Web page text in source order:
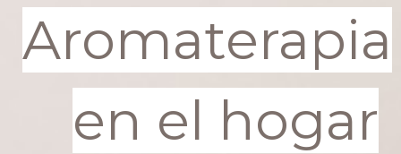
Aromaterapia
en el hogar